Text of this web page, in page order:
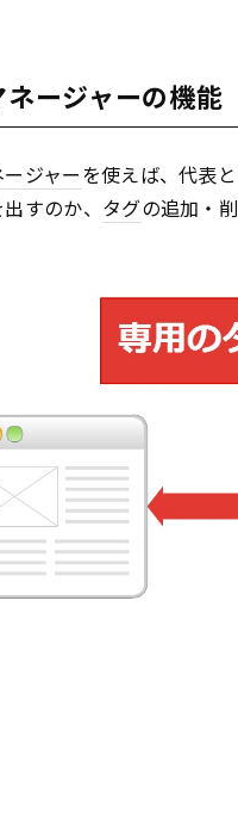
ネージャーの機能
ジャーを使えば、代表
すのか、 タグの追加・